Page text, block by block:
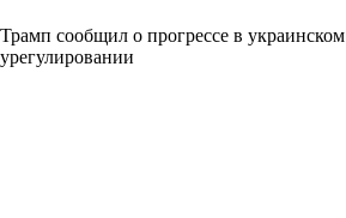
Трамп сообщил о прогрессе в украинском
урегулировании